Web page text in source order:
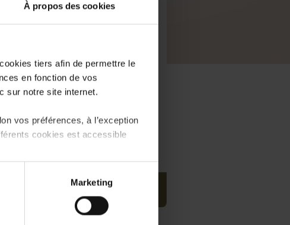
À propos des cookies
tiers afin de permettre le
en fonction de vos
sur notre site internet.
vos préférences, à l’exception
cookies est accessible
partage sur les réseaux
site) peuvent être affectées en
Marketing